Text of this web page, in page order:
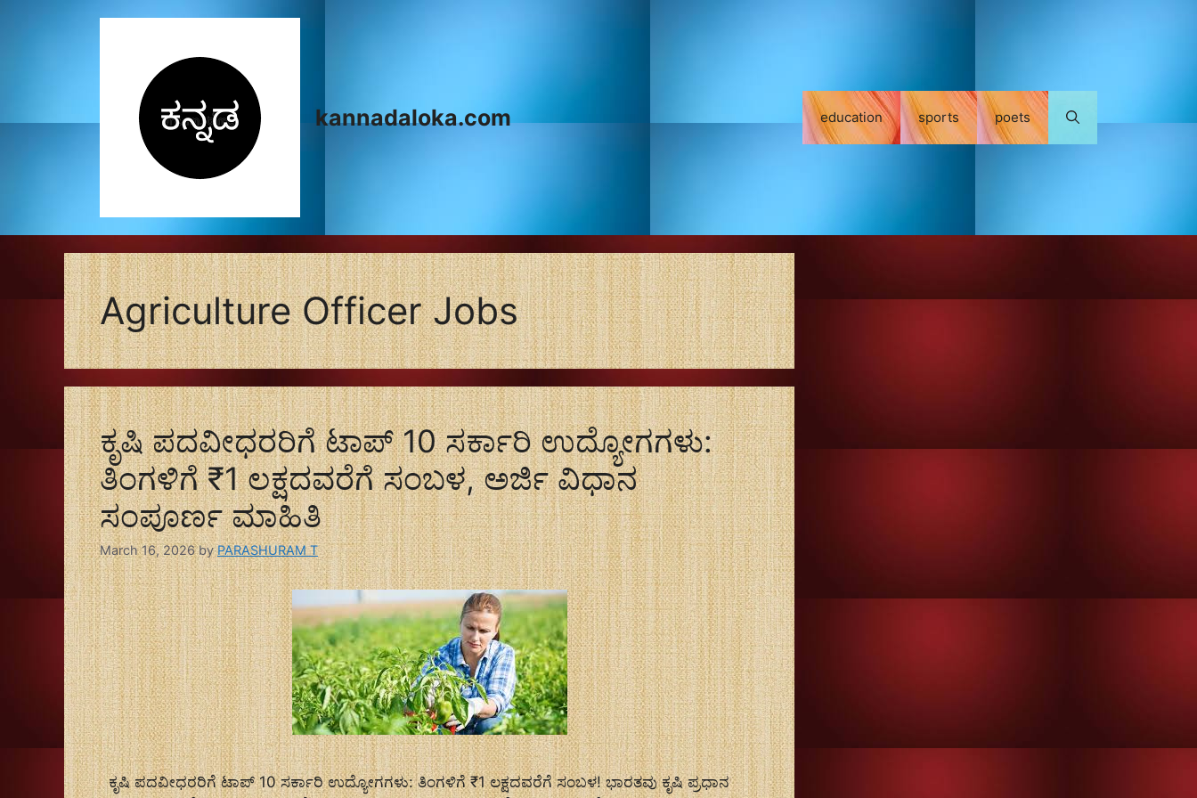
kannadaloka.com education sports poets
Agriculture Officer Jobs
ಕೃಷಿ ಪದವೀಧರರಿಗೆ ಟಾಪ್ 10 ಸರ್ಕಾರಿ ಉದ್ಯೋಗಗಳು:
ತಿಂಗಳಿಗೆ ₹1 ಲಕ್ಷದವರೆಗೆ ಸಂಬಳ, ಅರ್ಜಿ ವಿಧಾನ
ಸಂಪೂರ್ಣ ಮಾಹಿತಿ
March 16, 2026 byPARASHURAM T
ಕೃಷಿ ಪದವೀಧರರಿಗೆ ಟಾಪ್ 10 ಸರ್ಕಾರಿ ಉದ್ಯೋಗಗಳು: ತಿಂಗಳಿಗೆ ₹1 ಲಕ್ಷದವರೆಗೆ ಸಂಬಳ! ಭಾರತವು ಕೃಷಿ ಪ್ರಧಾನ